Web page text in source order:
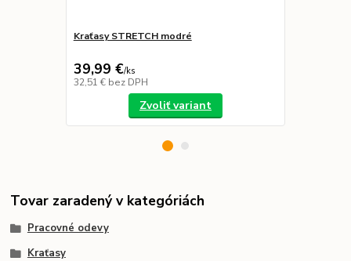
Kraťasy STRETCH modré
39,99 €/ks
32,51 € bez DPH
Zvoliť variant
Tovar zaradený v kategóriách
Pracovné odevy
Kraťasy